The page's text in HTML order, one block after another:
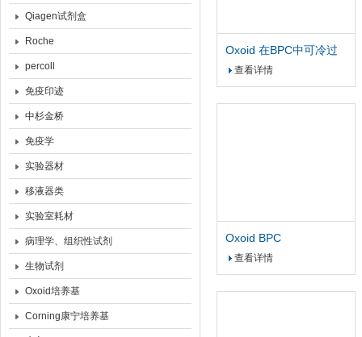
Qiagen试剂盒
Roche
percoll
免疫印迹
中杉金桥
免疫学
实验器材
移液器类
实验室耗材
病理学、组织性试剂
生物试剂
Oxoid培养基
Corning康宁培养基
Oxoid 在BPC中可冷过
滤的胰蛋白胨大豆肉汤
查看详情
Oxoid BPC
ReadyMate™转母接头
查看详情